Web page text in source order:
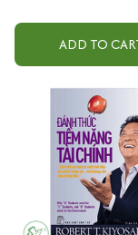
ADD TO